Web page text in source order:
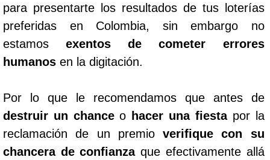
para presentarte los resultados de tus loterías
preferidas en Colombia, sin embargo no
estamosexentos de cometer errores
humanos en la digitación.
Por lo que le recomendamos que antes de
destruir un chanceo hacer una fiestapor la
reclamación de un premioverifique con su
chancera de confianzaque efectivamente allá